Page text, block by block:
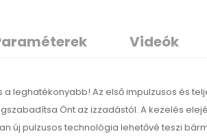
Videók
a leghatékonyabb! Az első impulzusos és
Önt az izzadástól. A kezelés
új pulzusos technológia lehetővé teszi